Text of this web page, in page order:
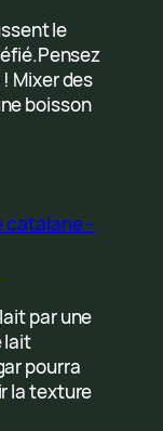
le
Mixer des
boisson
catalane –
par une
lait
pourra
la texture